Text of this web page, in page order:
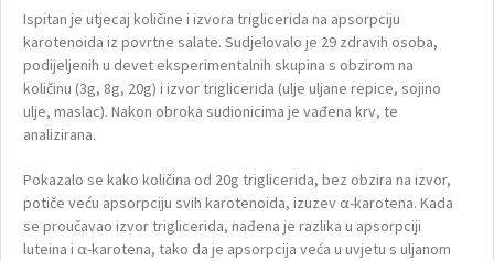
Ispitan je utjecaj količine i izvora triglicerida na apsorpciju
karotenoida iz povrtne salate. Sudjelovalo je 29 zdravih osoba,
podijeljenih u devet eksperimentalnih skupina s obzirom na
količinu (3g, 8g, 20g) i izvor triglicerida (ulje uljane repice, sojino
ulje, maslac). Nakon obroka sudionicima je vađena krv, te
analizirana.
Pokazalo se kako količina od 20g triglicerida, bez obzira na izvor,
potiče veću apsorpciju svih karotenoida, izuzev α-karotena. Kada
se proučavao izvor triglicerida, nađena je razlika u apsorpciji
luteina i α-karotena, tako da je apsorpcija veća u uvjetu s uljanom